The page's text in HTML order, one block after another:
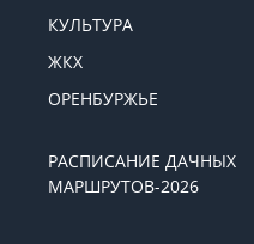
КУЛЬТУРА
ЖКХ
ОРЕНБУРЖЬЕ
РАСПИСАНИЕ ДАЧНЫХ
МАРШРУТОВ-2026